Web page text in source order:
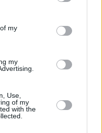
its third-party tags to
in below Google
my
my
Use,
of my
with the
Η εξομολόγηση για τα
για
επηρεάζει το μητρικό